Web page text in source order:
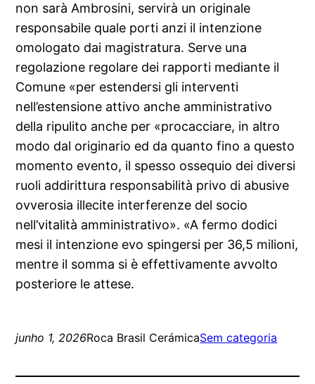
non sarà Ambrosini, servirà un originale
responsabile quale porti anzi il intenzione
omologato dai magistratura. Serve una
regolazione regolare dei rapporti mediante il
Comune «per estendersi gli interventi
nell’estensione attivo anche amministrativo
della ripulito anche per «procacciare, in altro
modo dal originario ed da quanto fino a questo
momento evento, il spesso ossequio dei diversi
ruoli addirittura responsabilità privo di abusive
ovverosia illecite interferenze del socio
nell’vitalità amministrativo». «A fermo dodici
mesi il intenzione evo spingersi per 36,5 milioni,
mentre il somma si è effettivamente avvolto
posteriore le attese.
junho 1, 2026Roca Brasil CerámicaSem categoria